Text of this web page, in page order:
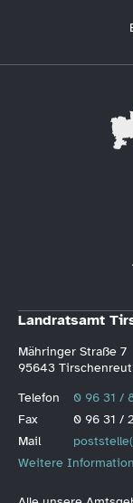
Landratsamt
Mähringer Straße 7
95643
Telefon
0 96 31 /
Fax
0 96 31 /
Mail
Weitere